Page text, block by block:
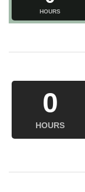
HOURS
0
HOURS